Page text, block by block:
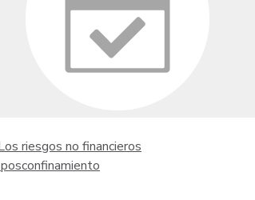
riesgos no financieros